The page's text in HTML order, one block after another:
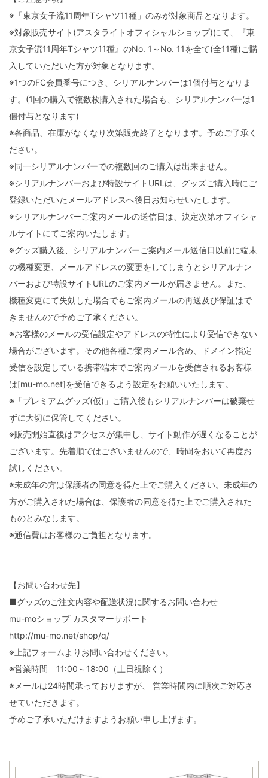
※「東京女子流11周年Tシャツ11種」のみが対象商品となります。
※対象販売サイト(アスタライトオフィシャルショップ)にて、『東
京女子流11周年Tシャツ11種』のNo. 1～No. 11を全て(全11種)ご購
入していただいた方が対象となります。
※1つのFC会員番号につき、シリアルナンバーは1個付与となりま
す。(1回の購入で複数枚購入された場合も、シリアルナンバーは1
個付与となります)
※各商品、在庫がなくなり次第販売終了となります。予めご了承く
ださい。
※同一シリアルナンバーでの複数回のご購入は出来ません。
※シリアルナンバーおよび特設サイトURLは、グッズご購入時にご
登録いただいたメールアドレスへ後日お知らせいたします。
※シリアルナンバーご案内メールの送信日は、決定次第オフィシャ
ルサイトにてご案内いたします。
※グッズ購入後、シリアルナンバーご案内メール送信日以前に端末
の機種変更、メールアドレスの変更をしてしまうとシリアルナン
バーおよび特設サイトURLのご案内メールが届きません。また、
機種変更にて失効した場合でもご案内メールの再送及び保証はで
きませんので予めご了承ください。
※お客様のメールの受信設定やアドレスの特性により受信できない
場合がございます。その他各種ご案内メール含め、ドメイン指定
受信を設定している携帯端末でご案内メールを受信されるお客様
は[mu-mo.net]を受信できるよう設定をお願いいたします。
※「プレミアムグッズ(仮)」ご購入後もシリアルナンバーは破棄せ
ずに大切に保管してください。
※販売開始直後はアクセスが集中し、サイト動作が遅くなることが
ございます。先着順ではございませんので、時間をおいて再度お
試しください。
※未成年の方は保護者の同意を得た上でご購入ください。未成年の
方がご購入された場合は、保護者の同意を得た上でご購入された
ものとみなします。
※通信費はお客様のご負担となります。
【お問い合わせ先】
■グッズのご注文内容や配送状況に関するお問い合わせ
mu-moショップ カスタマーサポート
http://mu-mo.net/shop/q/
※上記フォームよりお問い合わせください。
※営業時間 11:00～18:00（土日祝除く）
※メールは24時間承っておりますが、 営業時間内に順次ご対応さ
せていただきます。
予めご了承いただけますようお願い申し上げます。